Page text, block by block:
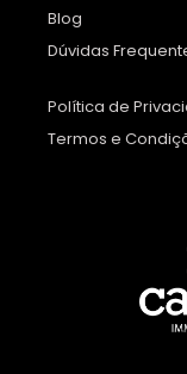
Blog
Dúvidas
Política de
Termos e